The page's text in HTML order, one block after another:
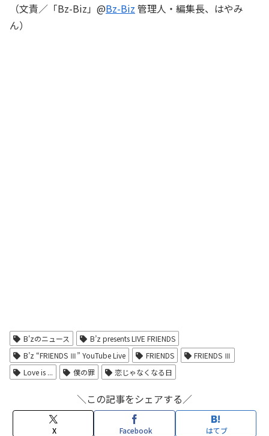
（文責／「Bz-Biz」@Bz-Biz 管理人・編集長、はやみ
ん）
B'zのニュース
B’z presents LIVE FRIENDS
B’z “FRIENDS Ⅲ” YouTube Live
FRIENDS
FRIENDS Ⅲ
Love is ...
僕の罪 恋じゃなくなる日
＼この記事をシェアする／
X Facebook はてブ